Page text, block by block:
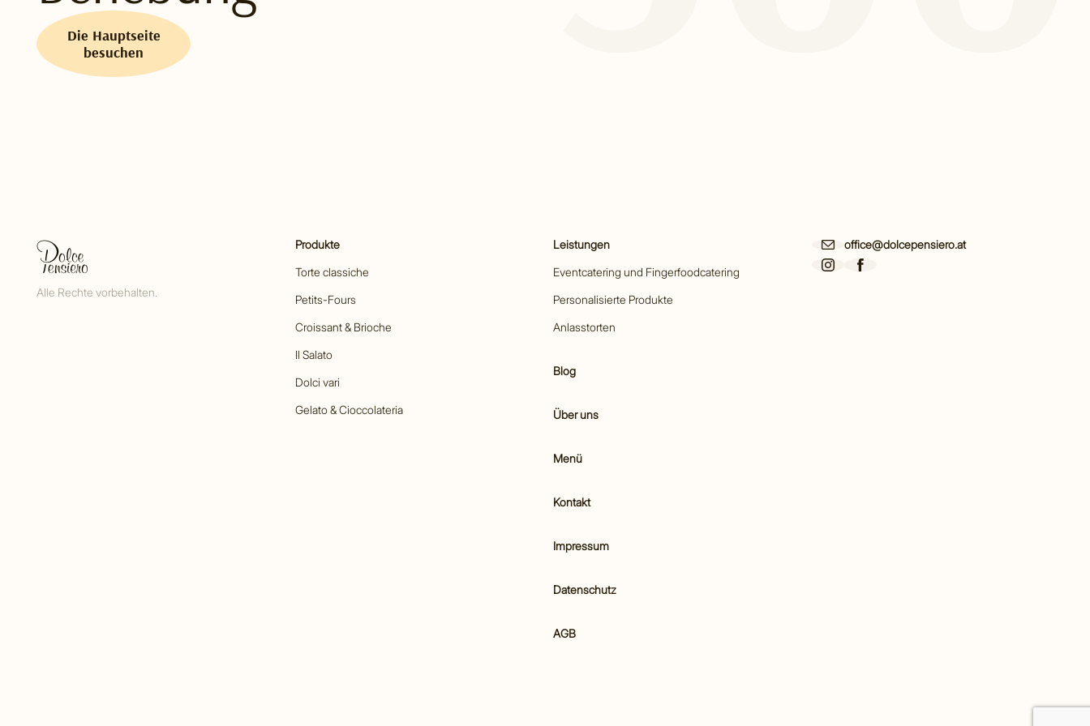
Die Hauptseite
besuchen
Alle Rechte vorbehalten.
Produkte
Torte classiche
Petits-Fours
Croissant & Brioche
Il Salato
Dolci vari
Gelato & Cioccolateria
Leistungen
Eventcatering und Fingerfoodcatering
Personalisierte Produkte
Anlasstorten
Blog
Über uns
Menü
Kontakt
Impressum
Datenschutz
AGB
office@dolcepensiero.at